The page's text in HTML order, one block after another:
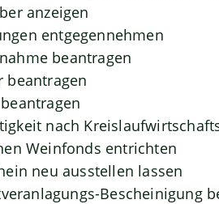
anzeigen
entgegennehmen
beantragen
beantragen
nach
Weinfonds entrichten
neu ausstellen lassen
Bescheinigung